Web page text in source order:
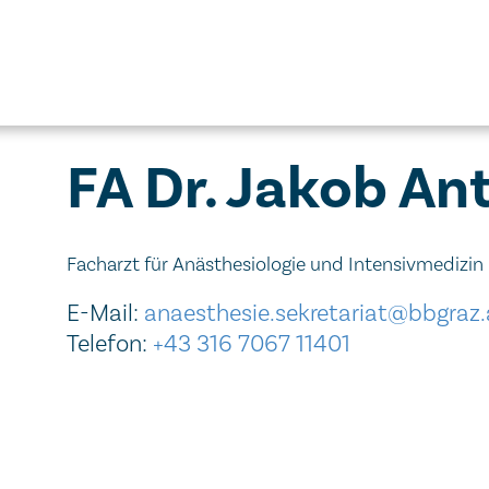
FA Dr. Jakob
Facharzt für Anästhesiologie und Intensivmedizin
E-Mail:
Telefon: +43 316 7067 11401